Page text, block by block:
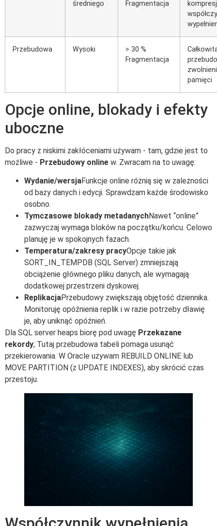
średniego
Fragmentacja
Przebudowa Wysoki
> 30 %
Fragmentacja
pamięci
Opcje online, blokady i efekty
uboczne
Do pracy z niskimi zakłóceniami używam - tam, gdzie jest to
możliwe - Przebudowy online w. Zwracam na to uwagę:
Wydanie/wersjaFunkcje online różnią się w zależności
od bazy danych i edycji. Sprawdzam każde środowisko
osobno.
Tymczasowe blokady metadanychNawet “online”
zazwyczaj wymaga bloków na początku/końcu. Celowo
planuję je w spokojnych fazach.
Temperatura/zakresy pracyOpcje takie jak
SORT_IN_TEMPDB (SQL Server) zmniejszają
obciążenie głównego pliku danych, ale wymagają
dodatkowej przestrzeni dyskowej.
ReplikacjaPrzebudowy zwiększają objętość dziennika.
Monitoruję opóźnienia replik i w razie potrzeby dławię
je, aby uniknąć opóźnień.
Dla SQL server heaps biorę pod uwagę Przekazane
rekordy; Tutaj przebudowa tabeli pomaga usunąć
przekierowania. W Oracle używam REBUILD ONLINE lub
MOVE PARTITION (z UPDATE INDEXES), aby skrócić czas
przestoju.